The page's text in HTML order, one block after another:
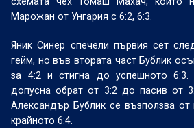
Марожан от Унгария с 6:2, 6:3.
Яник Синер спечели първия сет
гейм, но във втората част Бублик
за 4:2 и стигна до успешното 6:3.
допусна обрат от 3:2 до пасив от
Александър Бублик се възползва
крайното 6:4.